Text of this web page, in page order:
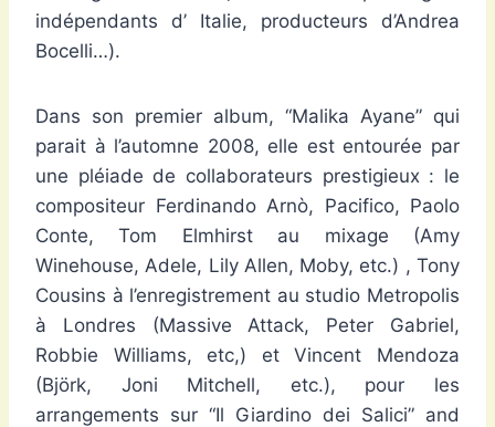
indépendants d’ Italie, producteurs d’Andrea
Bocelli…).
Dans son premier album, “Malika Ayane” qui
parait à l’automne 2008, elle est entourée par
une pléiade de collaborateurs prestigieux : le
compositeur Ferdinando Arnò, Pacifico, Paolo
Conte, Tom Elmhirst au mixage (Amy
Winehouse, Adele, Lily Allen, Moby, etc.) , Tony
Cousins à l’enregistrement au studio Metropolis
à Londres (Massive Attack, Peter Gabriel,
Robbie Williams, etc,) et Vincent Mendoza
(Björk, Joni Mitchell, etc.), pour les
arrangements sur “Il Giardino dei Salici” and